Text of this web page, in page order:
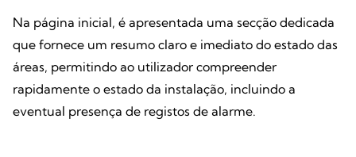
Na página inicial, é apresentada uma secção dedicada
que fornece um resumo claro e imediato do estado das
áreas, permitindo ao utilizador compreender
rapidamente o estado da instalação, incluindo a
eventual presença de registos de alarme.